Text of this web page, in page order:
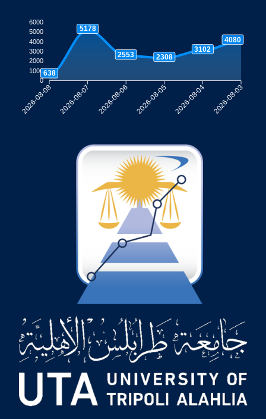
6000
5000
4000
3000
2000
1000
0
638
5178
2553 2308
3102
4080
2026-08-08 2026-08-07 2026-08-06 2026-08-05 2026-08-04 2026-08-03